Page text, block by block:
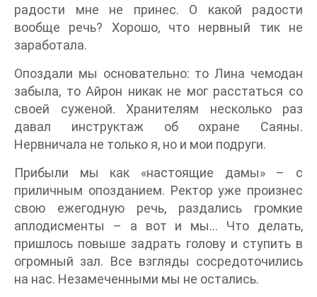
радости мне не принес. О какой радости
вообще речь? Хорошо, что нервный тик не
заработала.
Опоздали мы основательно: то Лина чемодан
забыла, то Айрон никак не мог расстаться со
своей суженой. Хранителям несколько раз
давал инструктаж об охране Саяны.
Нервничала не только я, но и мои подруги.
Прибыли мы как «настоящие дамы» – с
приличным опозданием. Ректор уже произнес
свою ежегодную речь, раздались громкие
аплодисменты – а вот и мы… Что делать,
пришлось повыше задрать голову и ступить в
огромный зал. Все взгляды сосредоточились
на нас. Незамеченными мы не остались.